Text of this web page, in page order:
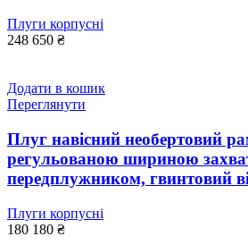
Плуги корпусні
248 650 ₴
Додати в кошик
Переглянути
Плуг навісний необертовий
регульованою шириною
передплужником, гвинтовий
Плуги корпусні
180 180 ₴